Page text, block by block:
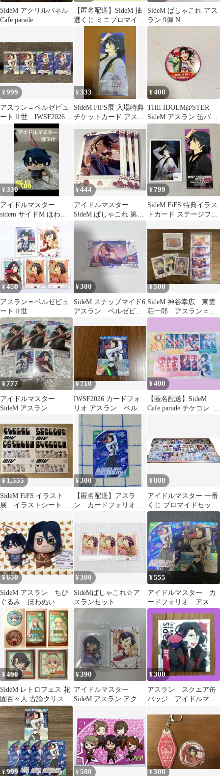
SideM アクリルパネル
Cafe parade
【匿名配送】SideM 抽
選くじ ミニブロマイド
SideM ぱしゃこれ アス
ラン 9弾 N
¥999
アスラン＝ベルゼビュ
ートⅡ世 IWSF2026
カードフォリオ アイド
ルマスター
¥333
SideM FiFS展 入場特典
チケットカード アスラ
¥400
THE IDOLM@STER
SideM アスラン 缶バッ
ジ
¥330
アイドルマスター
sidem サイドM ほわぬ
ビュートⅡ世
¥ 444
アイドルマスター
SideM ぱしゃこれ 第6
弾 アスラン 5枚セット
¥ 799
SideM FiFS 特典イラス
トカード ステージフォ
¥450
アスラン＝ベルゼビュ
ートⅡ世
¥300
SideM スナップマイド6
アスラン゠ベルゼビュ
¥500
SideM 神谷幸広 東雲
荘一郎 アスラン＝ベ
ルゼビュートII世 水
¥777
アイドルマスター
SideM アスラン
¥710
IWSF2026 カードフォ
リオ アスラン゠ベルゼ
ビュートⅡ世
¥400
【匿名配送】SideM
Cafe parade チケコレ ピ
¥1,555
SideM FiFS イラスト
展 イラストシート 4
¥300
【匿名配送】アスラ
ン カードフォリオ
¥888
アイドルマスター 一番
くじ ブロマイドセット
27枚 まとめ売り
¥650
SideM アスラン ちび
ぐるみ ほわぬい
¥300
SideMぱしゃこれ☆ア
スランセット
¥555
アイドルマスター カ
ードフォリオ アスラ
ン
¥490
SideM レトロフェス 花
園百々人 古論クリス ア
スラン 猫柳キリオ
¥390
アイドルマスター
SideM アスラン アクス
¥300
アスラン スクエア缶
バッジ アイドルマス
¥999 ¥500 ¥300